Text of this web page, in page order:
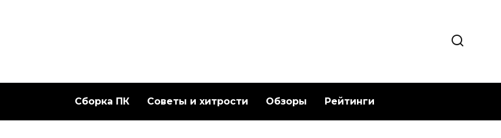
Сборка ПК Советы и хитрости Обзоры Рейтинги